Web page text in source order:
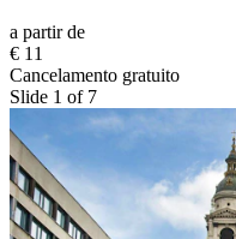
a partir de
€ 11
Cancelamento gratuito
Slide 1 of 7